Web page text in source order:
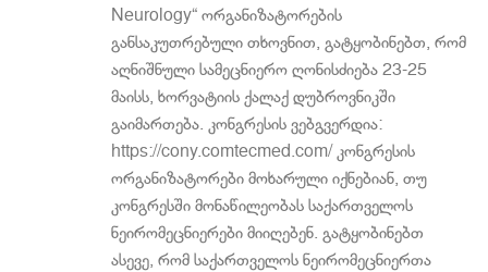
Neurology“ ორგანიზატორების
განსაკუთრებული თხოვნით, გატყობინებთ, რომ
აღნიშნული სამეცნიერო ღონისძიება 23-25
მაისს, ხორვატიის ქალაქ დუბროვნიკში
გაიმართება. კონგრესის ვებგვერდია:
https://cony.comtecmed.com/ კონგრესის
ორგანიზატორები მოხარული იქნებიან, თუ
კონგრესში მონაწილეობას საქართველოს
ნეირომეცნიერები მიიღებენ. გატყობინებთ
ასევე, რომ საქართველოს ნეირომეცნიერთა